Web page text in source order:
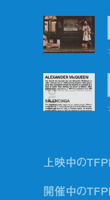
上映中の
開催中の